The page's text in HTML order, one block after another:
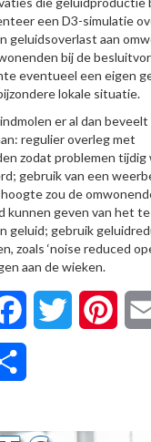
een D3-simulatie
geluidsoverlast aan
bij de
eventueel een eigen
lokale situatie.
er al dan
regulier overleg met
zodat problemen tijdig
gebruik van een
zou de
kunnen geven van het te
geluid; gebruik
zoals ‘noise reduced
aan de wieken.
FacebookTwitter